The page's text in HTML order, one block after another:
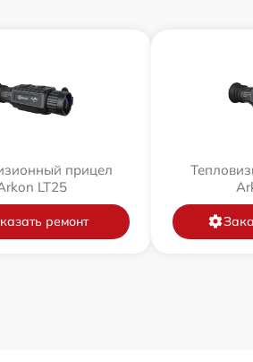
прицел
LT25
ремонт